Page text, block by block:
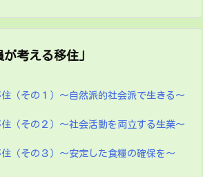
考える移住」
（その１）～自然派的社会派で生きる～
（その２）～社会活動を両立する生業～
（その３）～安定した食糧の確保を～